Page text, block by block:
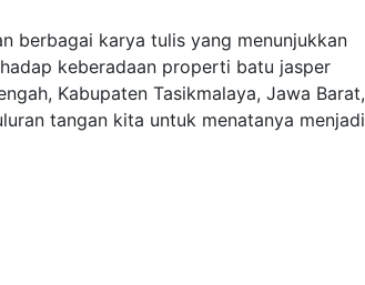
berbagai karya tulis yang menunjukkan
keberadaan properti batu jasper
Kabupaten Tasikmalaya, Jawa Barat,
tangan kita untuk menatanya menjadi